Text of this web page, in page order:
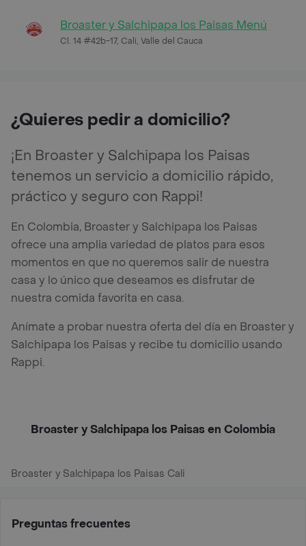
Broaster y Salchipapa los Paisas Menú
Cl. 14 #42b-17, Cali, Valle del Cauca
¿Quieres pedir a domicilio?
¡En Broaster y Salchipapa los Paisas
tenemos un servicio a domicilio rápido,
práctico y seguro con Rappi!
En Colombia, Broaster y Salchipapa los Paisas
ofrece una amplia variedad de platos para esos
momentos en que no queremos salir de nuestra
casa y lo único que deseamos es disfrutar de
nuestra comida favorita en casa.
Anímate a probar nuestra oferta del día en Broaster y
Salchipapa los Paisas y recibe tu domicilio usando
Rappi.
Broaster y Salchipapa los Paisas en Colombia
Broaster y Salchipapa los Paisas Cali
Preguntas frecuentes